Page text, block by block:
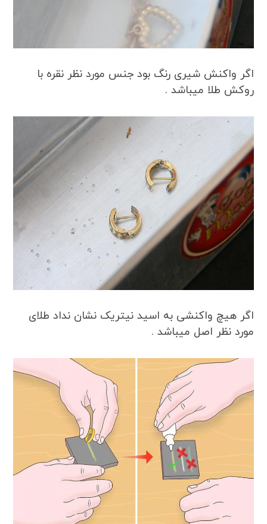
اگر واکنش شیری رنگ بود جنس مورد نظر نقره با
روکش طلا میباشد .
اگر هیچ واکنشی به اسید نیتریک نشان نداد طلای
مورد نظر اصل میباشد .